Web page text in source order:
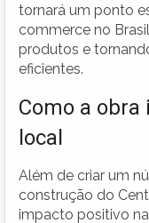
tornará um ponto
commerce no
produtos e
eficientes.
Como a
local
Além de criar um
construção do
impacto positivo